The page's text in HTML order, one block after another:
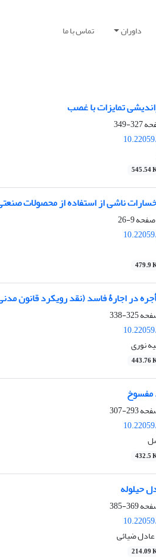
داوران تماس با ما
تمایزات با غصب
327-349
545.54
ناشی از استفاده از محصولات
9-26
479.9
در اجارۀ فاسد ‏(نقد رویکرد قانون
325-338
نوری
443.76
مفسوخ
293-307
432.5
حیلوله
369-385
ضیائی
214.09